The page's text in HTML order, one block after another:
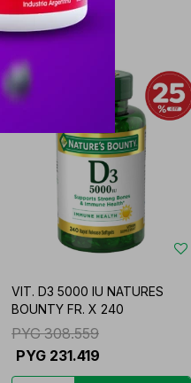
VIT. D3 5000 IU NATURES
BOUNTY FR. X 240
PYG 308.559
PYG 231.419